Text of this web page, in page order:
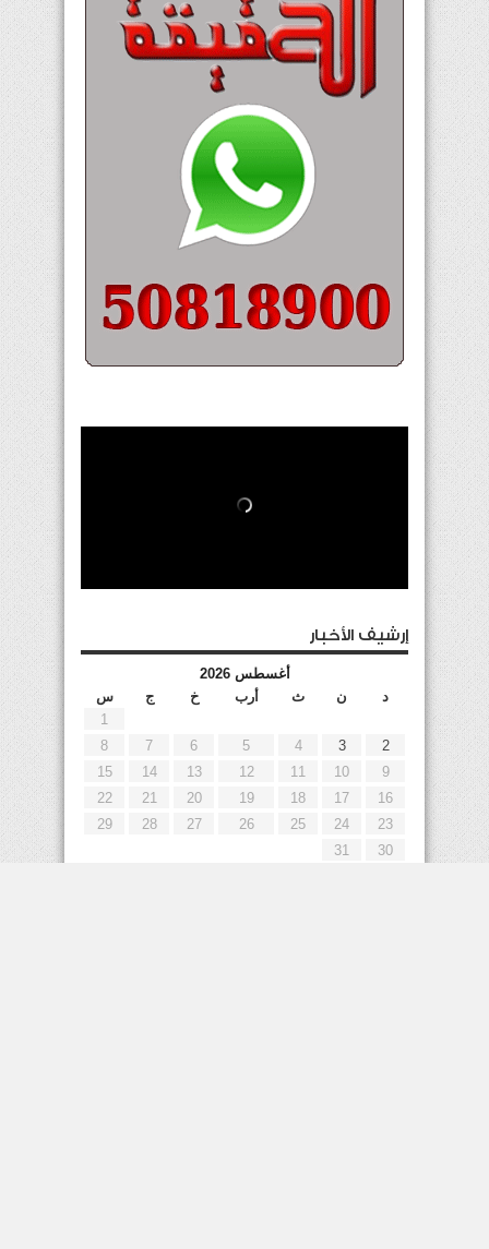
إرشيف الأخبار
أغسطس 2026
د
ن ث أرب خ ج
س
1
2
3
4
5
6
7
8
9
10
11
12
13
14
15
16
17
18
19
20
21
22
23
24
25
26
27
28
29
30
31